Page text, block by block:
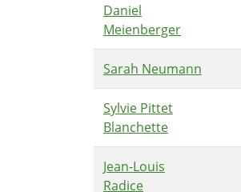
Daniel
Meienberger
Sarah Neumann
Sylvie Pittet
Blanchette
Jean-Louis
Radice